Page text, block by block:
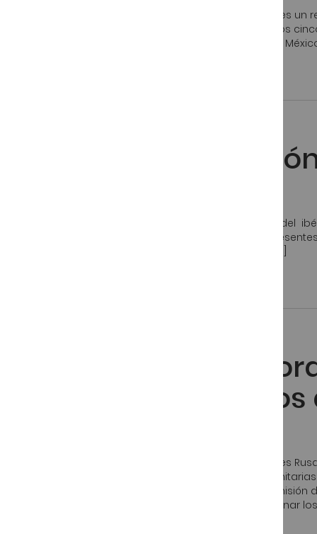
Fuera de nuestras fronteras el jamón ibérico español es
de jamón ibérico no ha dejado de crecer en los últimos
exportadas a Europa (Francia, Alemania, Italia) Chile y
Etiquetado del
Desde enero del 2014 se está aplicando la normativa del
Establecer el etiquetado de los productos ibéricos
Restringidas
a Rusia de
El Pasado mes de marzo, las Autoridades competentes
el grado de cumplimiento de las especificaciones
dicha Visita el Rosselhoznadzor Rogó suspender la
Español a presentar una lista de medidas para subsanar